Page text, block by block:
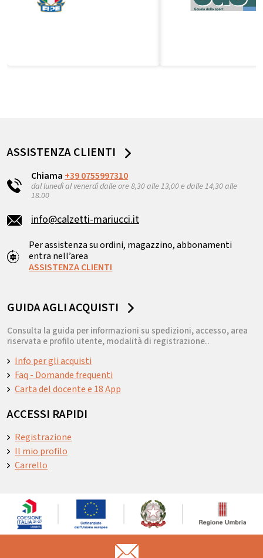
ASSISTENZA CLIENTI
Chiama +39 0755997310
dal lunedì al venerdì dalle ore 8,30 alle 13,00 e dalle 14,30 alle
18.00
info@calzetti-mariucci.it
Per assistenza su ordini, magazzino, abbonamenti
entra nell’area
ASSISTENZA CLIENTI
GUIDA AGLI ACQUISTI
Consulta la guida per informazioni su spedizioni, accesso, area
riservata e profilo utente, modalità di registrazione..
Info per gli acquisti
Faq - Domande frequenti
Carta del docente e 18 App
ACCESSI RAPIDI
Registrazione
Il mio profilo
Carrello